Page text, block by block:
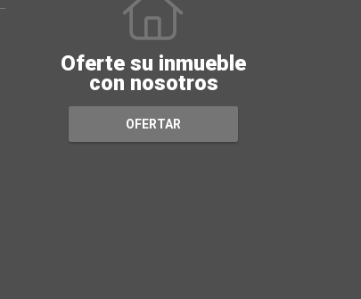
Oferte su inmueble
con nosotros
OFERTAR